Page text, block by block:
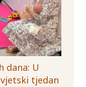
dana: U
tjedan